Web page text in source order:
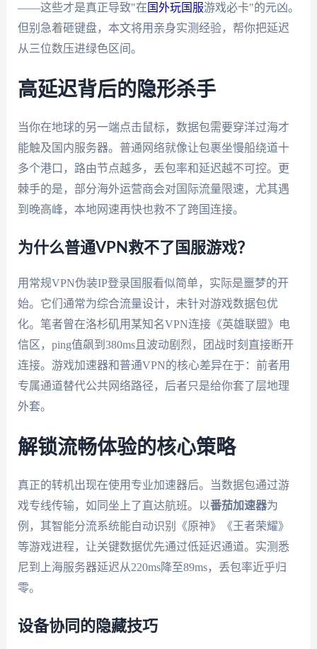
——这些才是真正导致"在 国外玩国服游戏必卡"的元凶。
但别急着砸键盘，本文将用亲身实测经验，帮你把延迟
从三位数压进绿色区间。
高延迟背后的隐形杀手
当你在地球的另一端点击鼠标，数据包需要穿洋过海才
能触及国内服务器。普通网络就像让包裹坐慢船绕道十
多个港口，路由节点越多，丢包率和延迟越不可控。更
棘手的是，部分海外运营商会对国际流量限速，尤其遇
到晚高峰，本地网速再快也救不了跨国连接。
为什么普通VPN救不了国服游戏？
用常规VPN伪装IP登录国服看似简单，实际是噩梦的开
始。它们通常为综合流量设计，未针对游戏数据包优
化。笔者曾在洛杉矶用某知名VPN连接《英雄联盟》电
信区，ping值飙到380ms且波动剧烈，团战时刻直接断开
连接。游戏加速器和普通VPN的核心差异在于：前者用
专属通道替代公共网络路径，后者只是给你套了层地理
外套。
解锁流畅体验的核心策略
真正的转机出现在使用专业加速器后。当数据包通过游
戏专线传输，如同坐上了直达航班。以番茄加速器为
例，其智能分流系统能自动识别《原神》《王者荣耀》
等游戏进程，让关键数据优先通过低延迟通道。实测悉
尼到上海服务器延迟从220ms降至89ms，丢包率近乎归
零。
设备协同的隐藏技巧